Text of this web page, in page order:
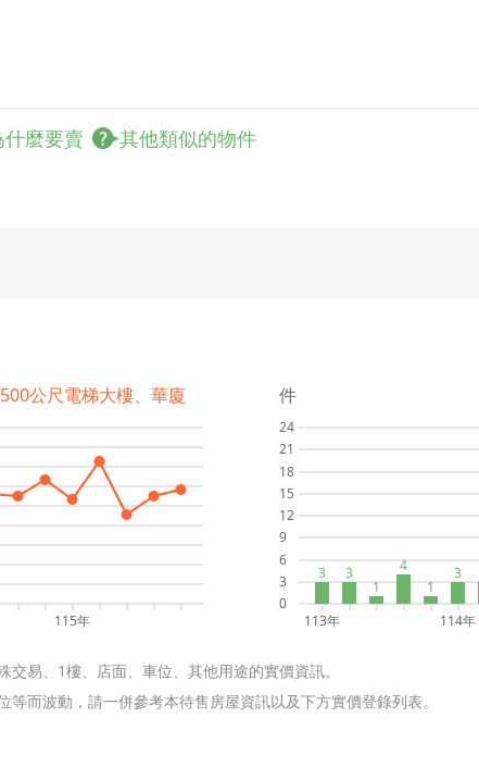
什麼要賣 其他類似的物件
公尺電梯大樓、華廈
115年
件
0
3
6
9
12
15
18
21
24
113年 114年
3 3
1
4
1
3
易、1樓、店面、車位、其他用途的實價資訊。
而波動，請一併參考本待售房屋資訊以及下方實價登錄列表。